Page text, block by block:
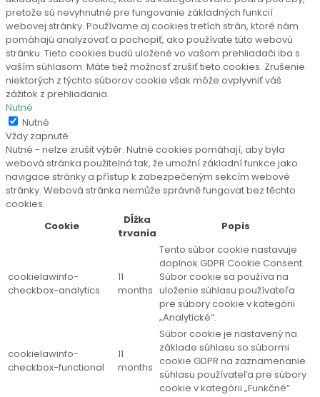
pretože sú nevyhnutné pre fungovanie základných funkcií
webovej stránky. Používame aj cookies tretích strán, ktoré nám
pomáhajú analyzovať a pochopiť, ako používate túto webovú
stránku. Tieto cookies budú uložené vo vašom prehliadači iba s
vaším súhlasom. Máte tiež možnosť zrušiť tieto cookies. Zrušenie
niektorých z týchto súborov cookie však môže ovplyvniť váš
zážitok z prehliadania.
Nutné
Nutné
Vždy zapnuté
Nutné - nelze zrušit výběr. Nutné cookies pomáhají, aby byla
webová stránka použitelná tak, že umožní základní funkce jako
navigace stránky a přístup k zabezpečeným sekcím webové
stránky. Webová stránka nemůže správně fungovat bez těchto
cookies.
Cookie
Dĺžka
trvania
Popis
cookielawinfo-
checkbox-analytics
11
months
Tento súbor cookie nastavuje
doplnok GDPR Cookie Consent.
Súbor cookie sa používa na
uloženie súhlasu používateľa
pre súbory cookie v kategórii
„Analytické“.
cookielawinfo-
checkbox-functional
11
months
Súbor cookie je nastavený na
základe súhlasu so súbormi
cookie GDPR na zaznamenanie
súhlasu používateľa pre súbory
cookie v kategórii „Funkčné“.